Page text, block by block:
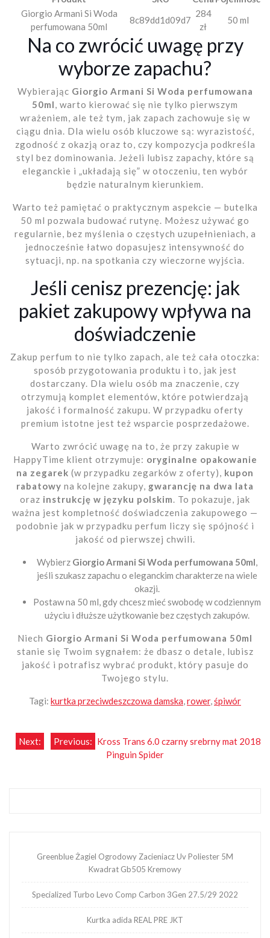
Giorgio Armani Si Woda
perfumowana 50ml
8c89dd1d09d7
284
zł
50 ml
Na co zwrócić uwagę przy
wyborze zapachu?
Wybierając Giorgio Armani Si Woda perfumowana
50ml, warto kierować się nie tylko pierwszym
wrażeniem, ale też tym, jak zapach zachowuje się w
ciągu dnia. Dla wielu osób kluczowe są: wyrazistość,
zgodność z okazją oraz to, czy kompozycja podkreśla
styl bez dominowania. Jeżeli lubisz zapachy, które są
eleganckie i „układają się” w otoczeniu, ten wybór
będzie naturalnym kierunkiem.
Warto też pamiętać o praktycznym aspekcie — butelka
50 ml pozwala budować rutynę. Możesz używać go
regularnie, bez myślenia o częstych uzupełnieniach, a
jednocześnie łatwo dopasujesz intensywność do
sytuacji, np. na spotkania czy wieczorne wyjścia.
Jeśli cenisz prezencję: jak
pakiet zakupowy wpływa na
doświadczenie
Zakup perfum to nie tylko zapach, ale też cała otoczka:
sposób przygotowania produktu i to, jak jest
dostarczany. Dla wielu osób ma znaczenie, czy
otrzymują komplet elementów, które potwierdzają
jakość i formalność zakupu. W przypadku oferty
premium istotne jest też wsparcie posprzedażowe.
Warto zwrócić uwagę na to, że przy zakupie w
HappyTime klient otrzymuje: oryginalne opakowanie
na zegarek (w przypadku zegarków z oferty), kupon
rabatowy na kolejne zakupy, gwarancję na dwa lata
oraz instrukcję w języku polskim. To pokazuje, jak
ważna jest kompletność doświadczenia zakupowego —
podobnie jak w przypadku perfum liczy się spójność i
jakość od pierwszej chwili.
Wybierz Giorgio Armani Si Woda perfumowana 50ml,
jeśli szukasz zapachu o eleganckim charakterze na wiele
okazji.
Postaw na 50 ml, gdy chcesz mieć swobodę w codziennym
użyciu i dłuższe użytkowanie bez częstych zakupów.
Niech Giorgio Armani Si Woda perfumowana 50ml
stanie się Twoim sygnałem: że dbasz o detale, lubisz
jakość i potrafisz wybrać produkt, który pasuje do
Twojego stylu.
Tagi: kurtka przeciwdeszczowa damska,rower,śpiwór
Nawigacja
Previous: Kross Trans 6.0 czarny srebrny mat 2018
Next:
Pinguin Spider
Greenblue Żagiel Ogrodowy Zacieniacz Uv Poliester 5M
Kwadrat Gb505 Kremowy
Specialized Turbo Levo Comp Carbon 3Gen 27.5/29 2022
Kurtka adida REAL PRE JKT